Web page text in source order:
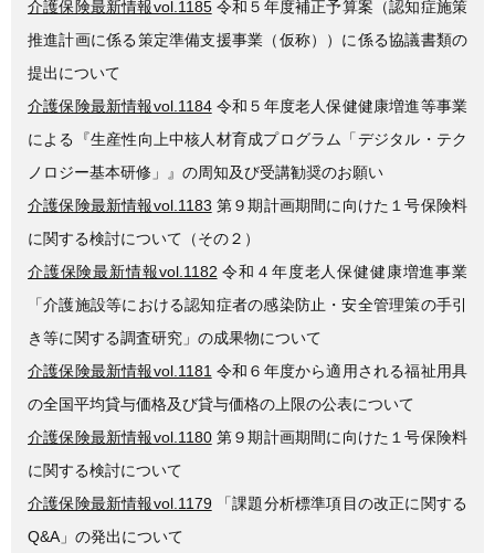
介護保険最新情報vol.1185令和５年度補正予算案（認知症施策
推進計画に係る策定準備支援事業（仮称））に係る協議書類の
提出について
介護保険最新情報vol.1184令和５年度老人保健健康増進等事業
による『生産性向上中核人材育成プログラム「デジタル・テク
ノロジー基本研修」』の周知及び受講勧奨のお願い
介護保険最新情報vol.1183 第９期計画期間に向けた１号保険料
に関する検討について（その２）
介護保険最新情報vol.1182 令和４年度老人保健健康増進事業
「介護施設等における認知症者の感染防止・安全管理策の手引
き等に関する調査研究」の成果物について
介護保険最新情報vol.1181 令和６年度から適用される福祉用具
の全国平均貸与価格及び貸与価格の上限の公表について
介護保険最新情報vol.1180第９期計画期間に向けた１号保険料
に関する検討について
介護保険最新情報vol.1179「課題分析標準項目の改正に関する
Q&A」の発出について